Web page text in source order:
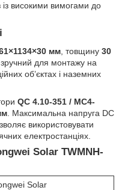
із високими вимогами до
мм, товщину 30
для монтажу на
об’єктах і наземних
QC 4.10-351 / MC4-
. Максимальна напруга DC
використовувати
електростанціях.
Solar TWMNH-
Solar